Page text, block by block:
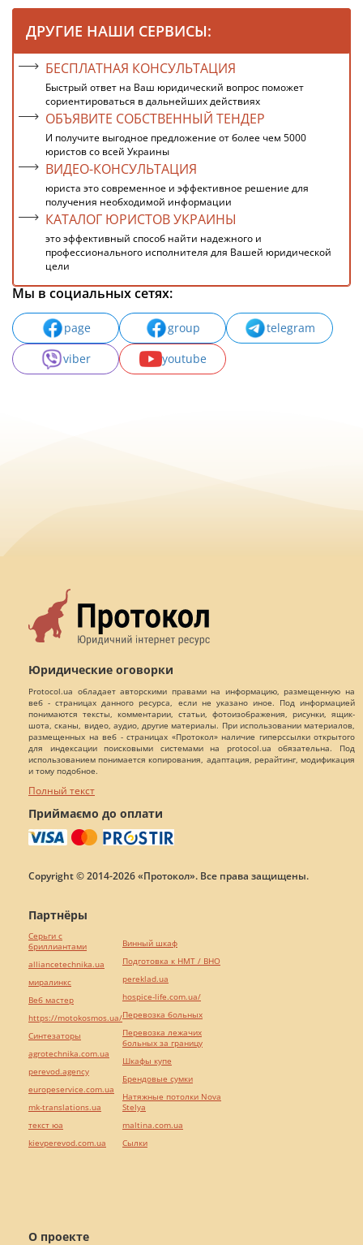
ДРУГИЕ НАШИ СЕРВИСЫ:
БЕСПЛАТНАЯ КОНСУЛЬТАЦИЯ
Быстрый ответ на Ваш юридический вопрос поможет
сориентироваться в дальнейших действиях
ОБЪЯВИТЕ СОБСТВЕННЫЙ ТЕНДЕР
И получите выгодное предложение от более чем 5000
юристов со всей Украины
ВИДЕО-КОНСУЛЬТАЦИЯ
юриста это современное и эффективное решение для
получения необходимой информации
КАТАЛОГ ЮРИСТОВ УКРАИНЫ
это эффективный способ найти надежного и
профессионального исполнителя для Вашей юридической
цели
Мы в социальных сетях:
page group
telegram
viber
youtube
Юридические оговорки
Protocol.ua обладает авторскими правами на информацию, размещенную на
веб - страницах данного ресурса, если не указано иное. Под информацией
понимаются тексты, комментарии, статьи, фотоизображения, рисунки, ящик-
шота, сканы, видео, аудио, другие материалы. При использовании материалов,
размещенных на веб - страницах «Протокол» наличие гиперссылки открытого
для индексации поисковыми системами на protocol.ua обязательна. Под
использованием понимается копирования, адаптация, рерайтинг, модификация
и тому подобное.
Полный текст
Приймаємо до оплати
Copyright © 2014-2026 «Протокол». Все права защищены.
О проекте
Партнёры
Серьги с
бриллиантами
alliancetechnika.ua
миралинкс
Веб мастер
https://motokosmos.ua/
Синтезаторы
agrotechnika.com.ua
perevod.agency
europeservice.com.ua
mk-translations.ua
текст юа
kievperevod.com.ua
Винный шкаф
Подготовка к НМТ / ВНО
pereklad.ua
hospice-life.com.ua/
Перевозка больных
Перевозка лежачих
больных за границу
Шкафы купе
Брендовые сумки
Натяжные потолки Nova
Stelya
maltina.com.ua
Cылки